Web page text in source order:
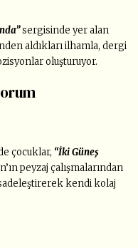
sergisinde yer alan
aldıkları ilhamla, dergi
oluşturuyor.
çocuklar, “İki Güneş
peyzaj çalışmalarından
kendi kolaj